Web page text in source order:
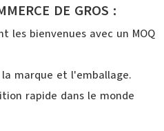
DE GROS :
les bienvenues avec un MOQ
marque et l'emballage.
rapide dans le monde